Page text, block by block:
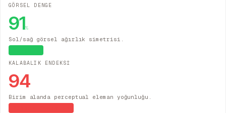
GÖRSEL DENGE
91%
Sol/sağ görsel ağırlık simetrisi.
KALABALIK ENDEKSİ
94
Birim alanda perceptual eleman yoğunluğu.